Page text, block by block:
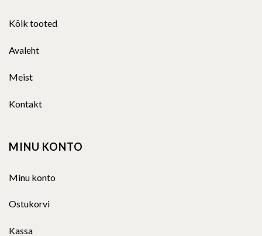
Kõik tooted
Avaleht
Meist
Kontakt
MINU KONTO
Minu konto
Ostukorvi
Kassa